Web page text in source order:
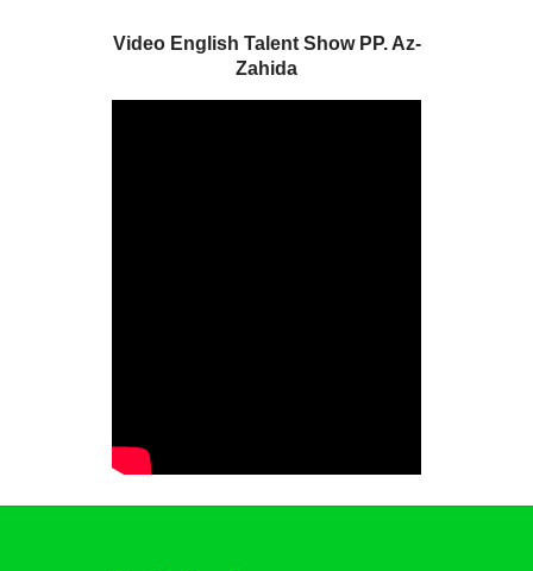
Video English Talent Show PP. Az-
Zahida